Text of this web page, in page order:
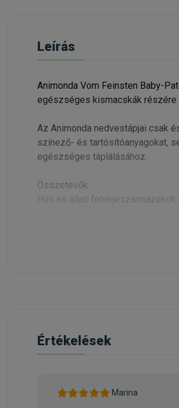
Leírás
Animonda Vom Feinsten Baby-
egészséges kismacskák
Az Animonda nedvestápjai csak
színező- és tartósítóanyagokat,
egészséges táplálásához.
Összetevők:
Hús és állati fehérjeszármazékok
Vom
Értékelések
Marina